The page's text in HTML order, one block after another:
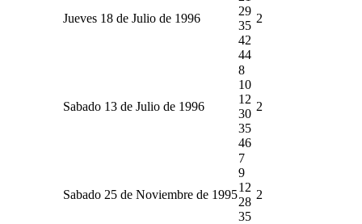
Jueves 18 de Julio de 1996
29
35
42
44
2
Sabado 13 de Julio de 1996
8
10
12
30
35
46
2
Sabado 25 de Noviembre de 1995
7
9
12
28
35
2